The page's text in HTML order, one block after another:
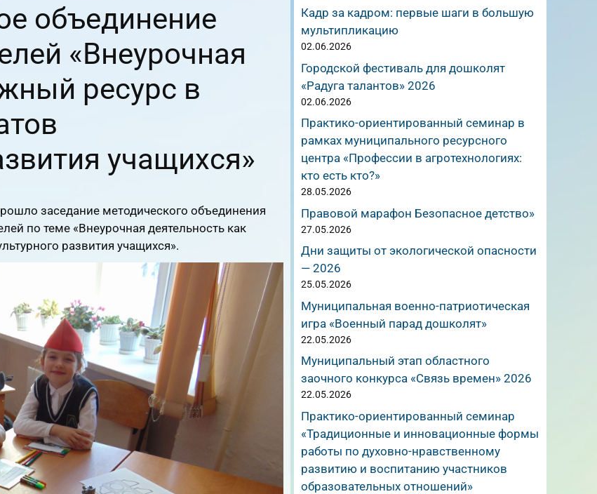
объединение
«Внеурочная
ресурс в
учащихся»
заседание методического объединения
по теме «Внеурочная деятельность как
развития учащихся».
Кадр за кадром: первые шаги в большую
мультипликацию
02.06.2026
Городской фестиваль для дошколят
«Радуга талантов» 2026
02.06.2026
Практико-ориентированный семинар в
рамках муниципального ресурсного
центра «Профессии в агротехнологиях:
кто есть кто?»
28.05.2026
Правовой марафон Безопасное детство»
27.05.2026
Дни защиты от экологической опасности
— 2026
25.05.2026
Муниципальная военно-патриотическая
игра «Военный парад дошколят»
22.05.2026
Муниципальный этап областного
заочного конкурса «Связь времен» 2026
22.05.2026
Практико-ориентированный семинар
«Традиционные и инновационные формы
работы по духовно-нравственному
развитию и воспитанию участников
образовательных отношений»